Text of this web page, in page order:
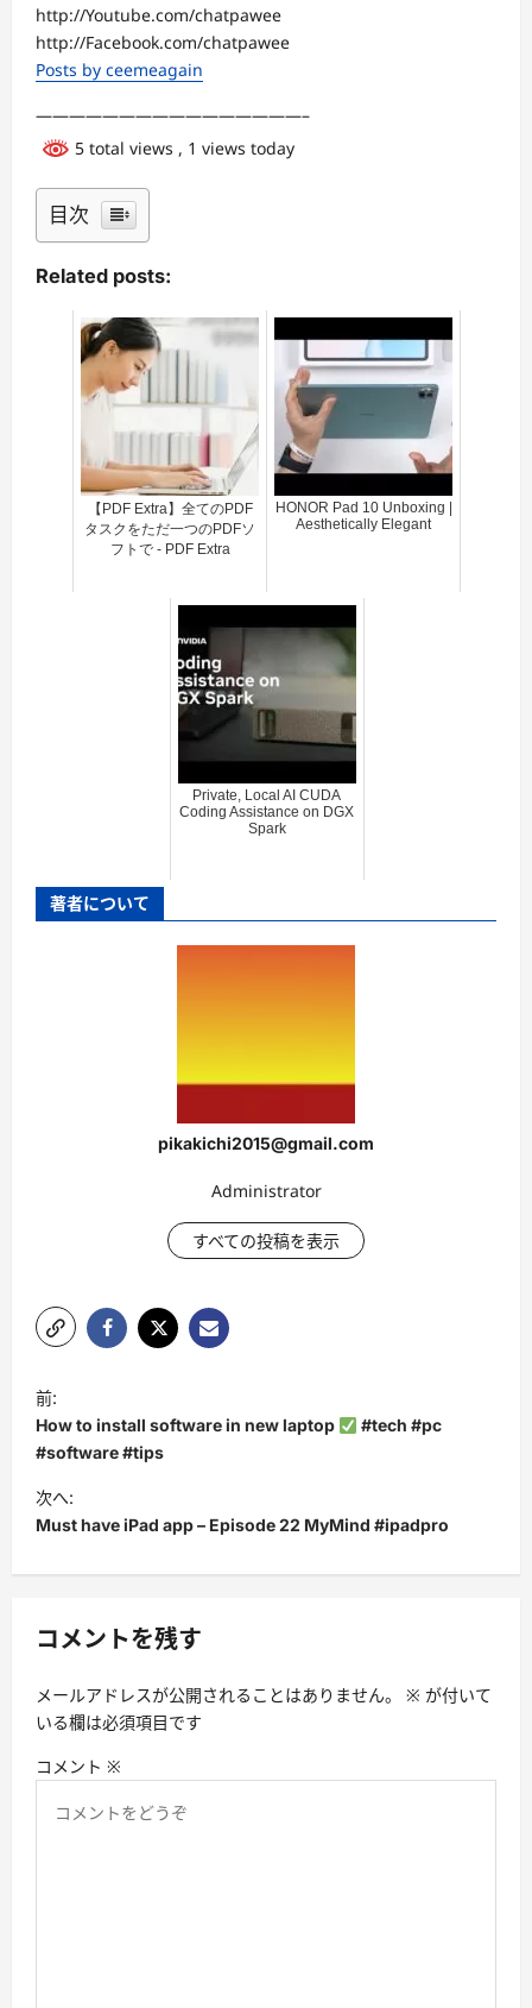
http://Youtube.com/chatpawee
http://Facebook.com/chatpawee
Posts by ceemeagain
————————————————–
5 total views , 1 views today
目次
Related posts:
【PDF Extra】全てのPDF
タスクをただ一つのPDFソ
フトで - PDF Extra
HONOR Pad 10 Unboxing |
Aesthetically Elegant
Private, Local AI CUDA
Coding Assistance on DGX
Spark
著者について
pikakichi2015@gmail.com
Administrator
すべての投稿を表示
投
稿
ナ
ビ
ゲ
ー
ョ
前:
How to install software in new laptop
#tech #pc
#software #tips
次へ:
Must have iPad app – Episode 22 MyMind #ipadpro
コメントを残す
メールアドレスが公開されることはありません。 ※ が付いて
いる欄は必須項目です
コメント ※